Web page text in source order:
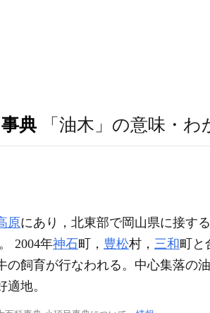
典 「油木」の意味・
原にあり，北東部で岡山県に接す
2004年神石町， 豊松村， 三和町と
飼育が行なわれる。中心集落の
適地。